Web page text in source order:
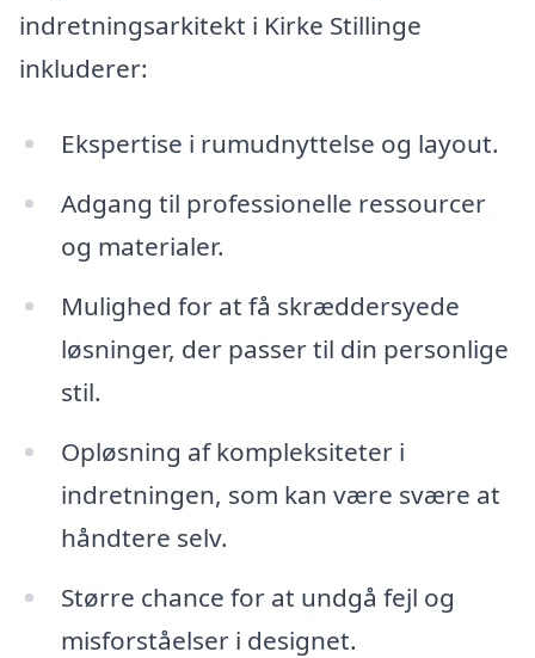
indretningsarkitekt i Kirke Stillinge
inkluderer:
Ekspertise i rumudnyttelse og layout.
Adgang til professionelle ressourcer
og materialer.
Mulighed for at få skræddersyede
løsninger, der passer til din personlige
stil.
Opløsning af kompleksiteter i
indretningen, som kan være svære at
håndtere selv.
Større chance for at undgå fejl og
misforståelser i designet.